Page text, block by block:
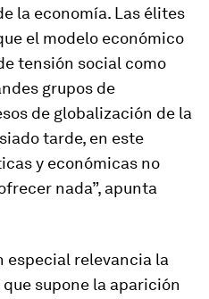
la economía. Las élites
el modelo económico
tensión social como
grupos de
de globalización de la
tarde, en este
y económicas no
nada”, apunta
especial relevancia la
supone la aparición